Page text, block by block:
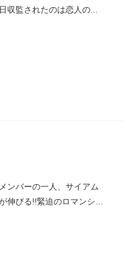
収監されたのは恋人の...
ンバーの一人、サイアム
びる!!緊迫のロマンシン